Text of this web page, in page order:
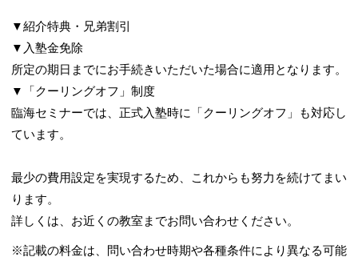
▼紹介特典・兄弟割引
▼入塾金免除
所定の期日までにお手続きいただいた場合に適用となります。
▼「クーリングオフ」制度
臨海セミナーでは、正式入塾時に「クーリングオフ」も対応し
ています。
最少の費用設定を実現するため、これからも努力を続けてまい
ります。
詳しくは、お近くの教室までお問い合わせください。
※記載の料金は、問い合わせ時期や各種条件により異なる可能